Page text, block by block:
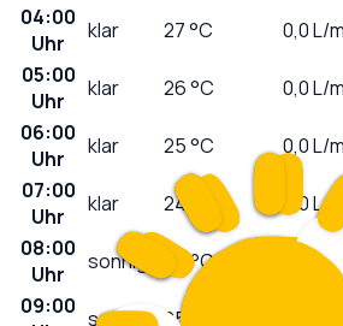
04:00
Uhr
klar 27°C 0,0L/
05:00
Uhr
klar 26°C 0,0L/
06:00
Uhr
klar 25°C 0,0L/
07:00
Uhr
klar 24 0,0L/m²
08:00
Uhr
sonnig °C L/m²
09:00 sonnig 25